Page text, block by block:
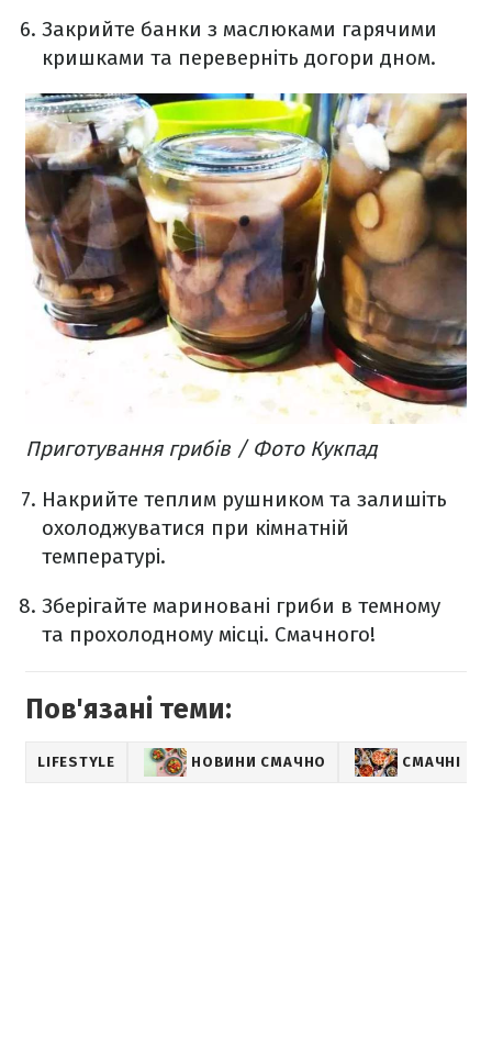
Закрийте банки з маслюками гарячими
кришками та переверніть догори дном.
Приготування грибів / Фото Кукпад
Накрийте теплим рушником та залишіть
охолоджуватися при кімнатній
температурі.
Зберігайте мариновані гриби в темному
та прохолодному місці. Смачного!
Пов'язані теми:
LIFESTYLE НОВИНИ СМАЧНО СМАЧНІ